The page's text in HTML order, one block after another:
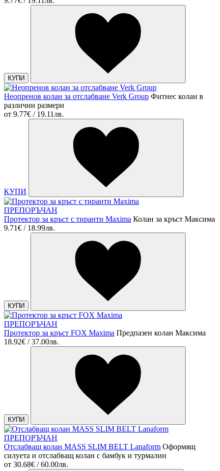
КУПИ
Неопренов колан за отслабване Verk Group Фитнес колан в
различни размери
от 9.77€ / 19.11лв.
КУПИ
ПРЕПОРЪЧАН
Протектор за кръст с тиранти Maxima Колан за кръст Максима
9.71€ / 18.99лв.
КУПИ
ПРЕПОРЪЧАН
Протектор за кръст FOX Maxima Предпазен колан Максима
18.92€ / 37.00лв.
КУПИ
ПРЕПОРЪЧАН
Отслабващ колан MASS SLIM BELT Lanaform Оформящ
силуета и отслабващ колан с бамбук и турмалин
от 30.68€ / 60.00лв.